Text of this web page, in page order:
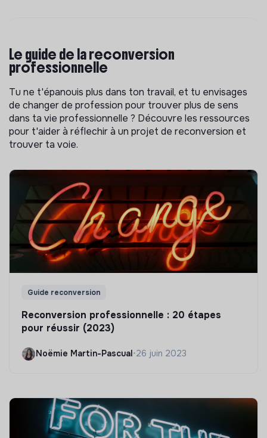
Le guide de la reconversion
professionnelle
Tu ne t'épanouis plus dans ton travail, et tu envisages
de changer de profession pour trouver plus de sens
dans ta vie professionnelle ? Découvre les ressources
pour t'aider à réflechir à un projet de reconversion et
trouver ta voie.
Guide reconversion
Reconversion professionnelle : 20 étapes
pour réussir (2023)
Noëmie Martin-Pascual •26 juin 2023